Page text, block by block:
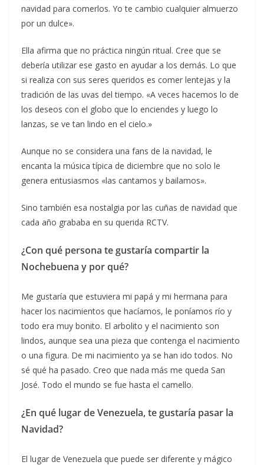
navidad para comerlos. Yo te cambio cualquier almuerzo
por un dulce».
Ella afirma que no práctica ningún ritual. Cree que se
debería utilizar ese gasto en ayudar a los demás. Lo que
si realiza con sus seres queridos es comer lentejas y la
tradición de las uvas del tiempo. «A veces hacemos lo de
los deseos con el globo que lo enciendes y luego lo
lanzas, se ve tan lindo en el cielo.»
Aunque no se considera una fans de la navidad, le
encanta la música típica de diciembre que no solo le
genera entusiasmos «las cantamos y bailamos».
Sino también esa nostalgia por las cuñas de navidad que
cada año grababa en su querida RCTV.
¿Con qué persona te gustaría compartir la
Nochebuena y por qué?
Me gustaría que estuviera mi papá y mi hermana para
hacer los nacimientos que hacíamos, le poníamos río y
todo era muy bonito. El arbolito y el nacimiento son
lindos, aunque sea una pieza que contenga el nacimiento
o una figura. De mi nacimiento ya se han ido todos. No
sé qué ha pasado. Creo que nada más me queda San
José. Todo el mundo se fue hasta el camello.
¿En qué lugar de Venezuela, te gustaría pasar la
Navidad?
El lugar de Venezuela que puede ser diferente y mágico